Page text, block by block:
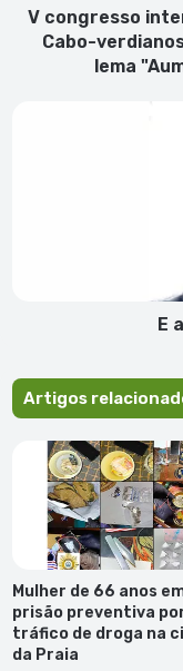
acontece
V congresso
Cabo-
lema
E
Artigos
Mulher de 66 anos
prisão preventiva
tráfico de droga na
da Praia